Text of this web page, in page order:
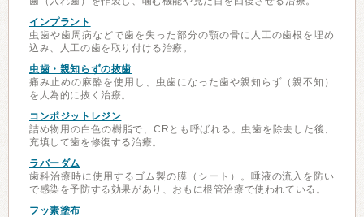
インプラント
虫歯や歯周病などで歯を失った部分の顎の骨に人工の歯根を埋め
込み、人工の歯を取り付ける治療。
虫歯・親知らずの抜歯
痛み止めの麻酔を使用し、虫歯になった歯や親知らず（親不知）
を人為的に抜く治療。
コンポジットレジン
詰め物用の白色の樹脂で、CRとも呼ばれる。虫歯を除去した後、
充填して歯を修復する治療。
ラバーダム
歯科治療時に使用するゴム製の膜（シート）。唾液の流入を防い
で感染を予防する効果があり、おもに根管治療で使われている。
フッ素塗布